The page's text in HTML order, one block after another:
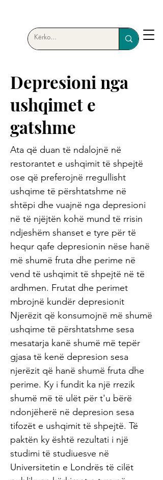
Depresioni nga
ushqimet e
gatshme
Ata që duan të ndalojnë në
restorantet e ushqimit të shpejtë
ose që preferojnë rregullisht
ushqime të përshtatshme në
shtëpi dhe vuajnë nga depresioni
në të njëjtën kohë mund të rrisin
ndjeshëm shanset e tyre për të
hequr qafe depresionin nëse hanë
më shumë fruta dhe perime në
vend të ushqimit të shpejtë në të
ardhmen. Frutat dhe perimet
mbrojnë kundër depresionit
Njerëzit që konsumojnë më shumë
ushqime të përshtatshme sesa
mesatarja kanë shumë më tepër
gjasa të kenë depresion sesa
njerëzit që hanë shumë fruta dhe
perime. Ky i fundit ka një rrezik
shumë më të ulët për t'u bërë
ndonjëherë në depresion sesa
tifozët e ushqimit të shpejtë. Të
paktën ky është rezultati i një
studimi të studiuesve në
Universitetin e Londrës të cilët